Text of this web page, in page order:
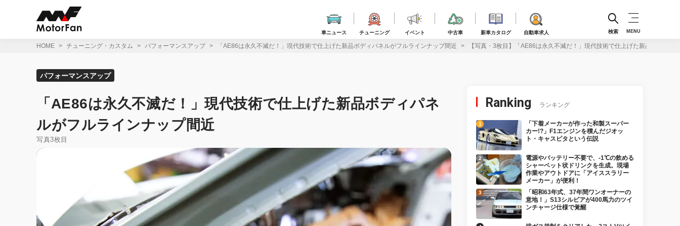
車ニュース チューニング イベント 中古車 新車カタログ 自動車求人 検索 MENU
HOME チューニング・カスタム パフォーマンスアップ 「AE86は永久不滅だ！」現代技術で仕上げた新品ボディパネルがフルラインナップ間近 【写真・3枚目】「AE86は永久不滅だ！」現代技術で仕上げた新品ボディパ
パフォーマンスアップ
「AE86は永久不滅だ！」現代技術で仕上げた新品ボディパネ
ルがフルラインナップ間近
写真3枚目
Ranking ランキング
「下着メーカーが作った和製スーパー
カー!?」F1エンジンを積んだジオッ
ト・キャスピタという伝説
電源やバッテリー不要で、-1℃の飲める
シャーベット状ドリンクを生成。現場
作業やアウトドアに「アイススラリー
メーカー」が便利！
「昭和63年式、37年間ワンオーナーの
意地！」S13シルビアが400馬力のツイ
ンチャージ仕様で覚醒